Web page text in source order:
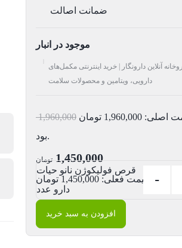
ضمانت اصالت
موجود در انبار
آنلاین دارونگار | خرید اینترنتی مکمل‌های
دارویی، ویتامین و محصولات سلامت
1,960,000 قیمت اصلی: 1,960,000 تومان
بود.
1,450,000 تومان
قرص فولیکوژن نانو حیات
دارو عدد
-
افزودن به سبد خرید